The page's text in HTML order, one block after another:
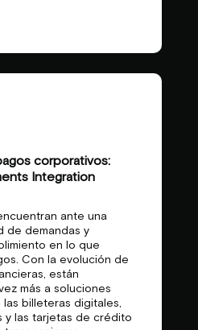
corporativos:
Integration
ante una
de demandas y
en lo que
Con la evolución de
están
más a soluciones
billeteras digitales,
y las tarjetas de crédito